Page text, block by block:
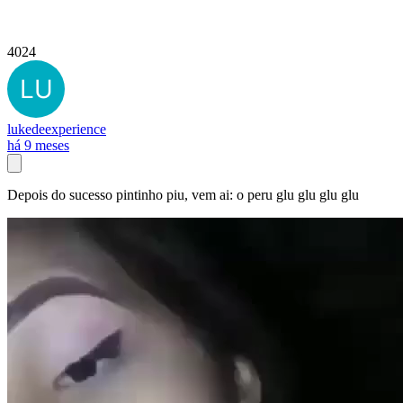
4024
lukedeexperience
há 9 meses
Depois do sucesso pintinho piu, vem ai: o peru glu glu glu glu